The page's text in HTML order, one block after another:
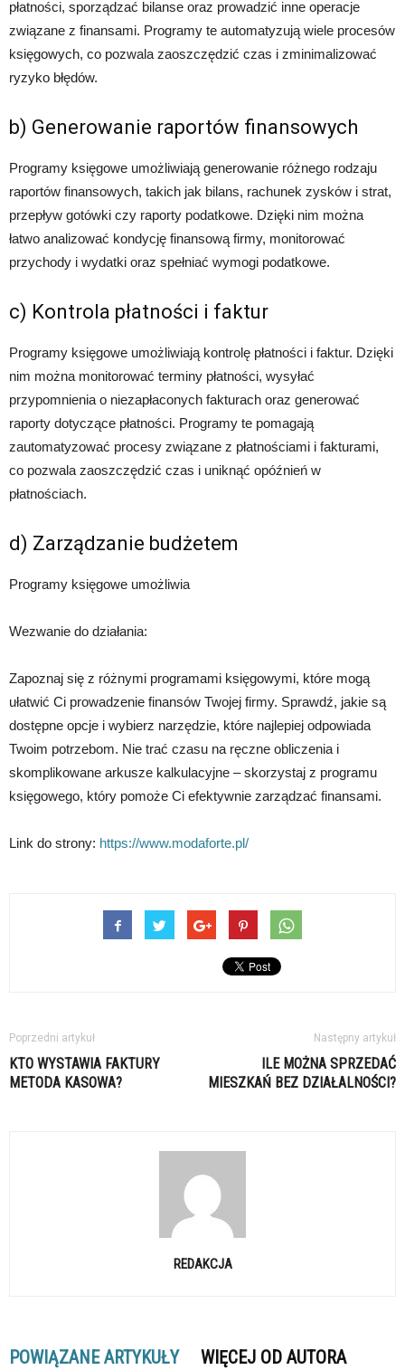
płatności, sporządzać bilanse oraz prowadzić inne operacje
związane z finansami. Programy te automatyzują wiele procesów
księgowych, co pozwala zaoszczędzić czas i zminimalizować
ryzyko błędów.
b) Generowanie raportów finansowych
Programy księgowe umożliwiają generowanie różnego rodzaju
raportów finansowych, takich jak bilans, rachunek zysków i strat,
przepływ gotówki czy raporty podatkowe. Dzięki nim można
łatwo analizować kondycję finansową firmy, monitorować
przychody i wydatki oraz spełniać wymogi podatkowe.
c) Kontrola płatności i faktur
Programy księgowe umożliwiają kontrolę płatności i faktur. Dzięki
nim można monitorować terminy płatności, wysyłać
przypomnienia o niezapłaconych fakturach oraz generować
raporty dotyczące płatności. Programy te pomagają
zautomatyzować procesy związane z płatnościami i fakturami,
co pozwala zaoszczędzić czas i uniknąć opóźnień w
płatnościach.
d) Zarządzanie budżetem
Programy księgowe umożliwia
Wezwanie do działania:
Zapoznaj się z różnymi programami księgowymi, które mogą
ułatwić Ci prowadzenie finansów Twojej firmy. Sprawdź, jakie są
dostępne opcje i wybierz narzędzie, które najlepiej odpowiada
Twoim potrzebom. Nie trać czasu na ręczne obliczenia i
skomplikowane arkusze kalkulacyjne – skorzystaj z programu
księgowego, który pomoże Ci efektywnie zarządzać finansami.
Link do strony: https://www.modaforte.pl/
Poprzedni artykuł
KTO WYSTAWIA FAKTURY
METODA KASOWA?
Następny artykuł
ILE MOŻNA SPRZEDAĆ
MIESZKAŃ BEZ DZIAŁALNOŚCI?
REDAKCJA
POWIĄZANE ARTYKUŁY WIĘCEJ OD AUTORA